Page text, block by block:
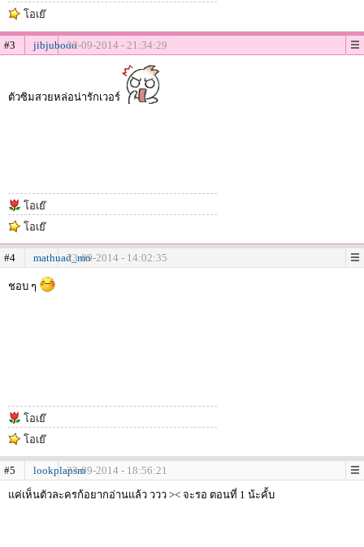
โอเย๊
#3 jibjubooo22-09-2014 - 21:34:29
ตัวซิมสวยหล่อน่ารักเวอร์
โอเย๊
โอเย๊
#4 mathuad_mo23-09-2014 - 14:02:35
ชอบ ๆ
โอเย๊
โอเย๊
#5 lookplapsm23-09-2014 - 18:56:21
แค่เห็นตัวละครก้อยากอ่านแล้ว ววว >< จะรอ ตอนที่ 1 น้ะคั้บ